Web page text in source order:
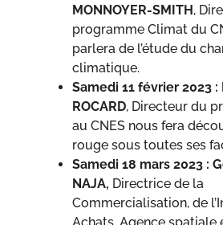
MONNOYER-SMITH,
programme Climat du
parlera de l’étude du
climatique.
Samedi 11 février 2023 :
ROCARD, Directeur du
au CNES nous fera
rouge sous toutes ses
Samedi 18 mars 2023 :
NAJA, Directrice de la
Commercialisation, de